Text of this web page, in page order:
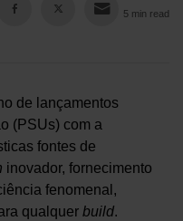
5 min read
de lançamentos
(PSUs) com a
fontes de
inovador, fornecimento
fenomenal,
qualquer build.